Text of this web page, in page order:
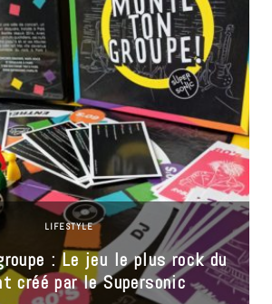
LIFESTYLE
: Le jeu le plus rock du
créé par le Supersonic